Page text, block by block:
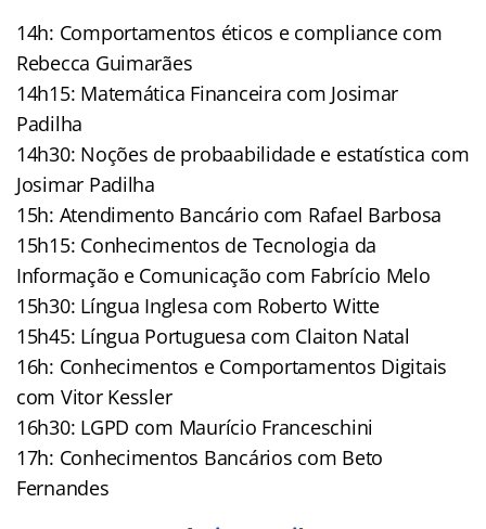
14h: Comportamentos éticos e compliance com
Rebecca Guimarães
14h15: Matemática Financeira com Josimar
Padilha
14h30: Noções de probaabilidade e estatística com
Josimar Padilha
15h: Atendimento Bancário com Rafael Barbosa
15h15: Conhecimentos de Tecnologia da
Informação e Comunicação com Fabrício Melo
15h30: Língua Inglesa com Roberto Witte
15h45: Língua Portuguesa com Claiton Natal
16h: Conhecimentos e Comportamentos Digitais
com Vitor Kessler
16h30: LGPD com Maurício Franceschini
17h: Conhecimentos Bancários com Beto
Fernandes